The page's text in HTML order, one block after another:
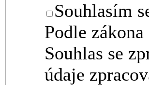
Souhlasím
Podle
Souhlas se
údaje